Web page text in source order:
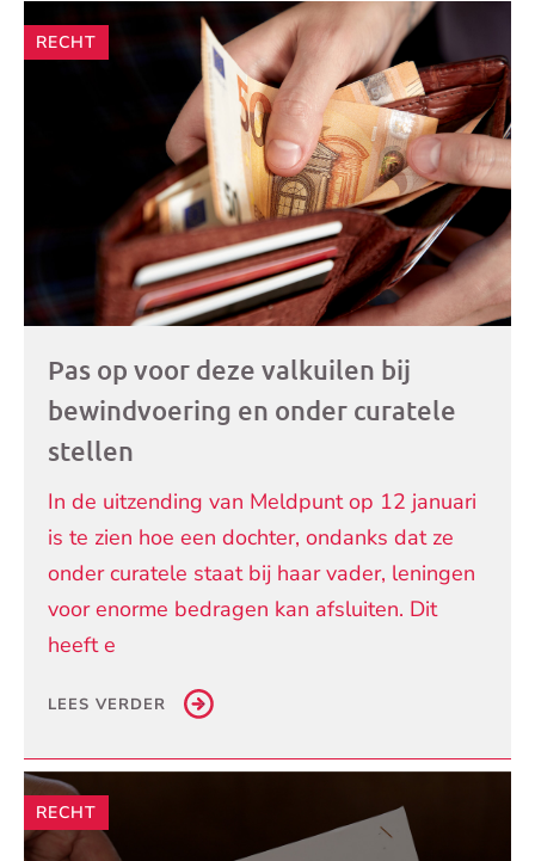
Andere
artikelen
RECHT
Pas op voor deze valkuilen bij
bewindvoering en onder curatele
stellen
In de uitzending van Meldpunt op 12 januari
is te zien hoe een dochter, ondanks dat ze
onder curatele staat bij haar vader, leningen
voor enorme bedragen kan afsluiten. Dit
heeft e
LEES VERDER
RECHT